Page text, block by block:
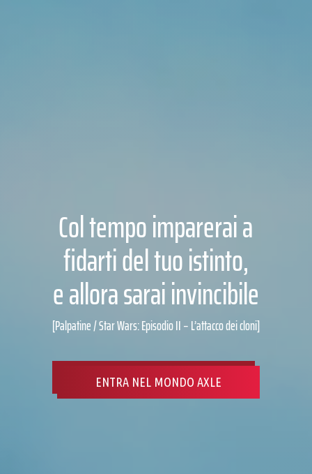
Col tempo imparerai a
fidarti del tuo istinto,
e allora sarai invincibile
[Palpatine / Star Wars: Episodio II – L’attacco dei cloni]
ENTRA NEL MONDO AXLE